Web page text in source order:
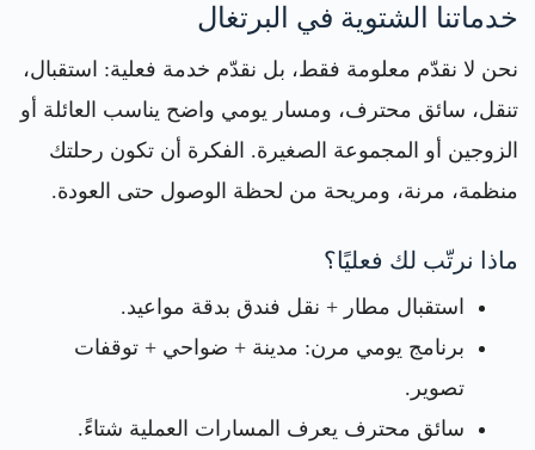
خدماتنا الشتوية في البرتغال
نحن لا نقدّم معلومة فقط، بل نقدّم خدمة فعلية: استقبال،
تنقل، سائق محترف، ومسار يومي واضح يناسب العائلة أو
الزوجين أو المجموعة الصغيرة. الفكرة أن تكون رحلتك
منظمة، مرنة، ومريحة من لحظة الوصول حتى العودة.
ماذا نرتّب لك فعليًا؟
استقبال مطار + نقل فندق بدقة مواعيد.
برنامج يومي مرن: مدينة + ضواحي + توقفات
تصوير.
سائق محترف يعرف المسارات العملية شتاءً.